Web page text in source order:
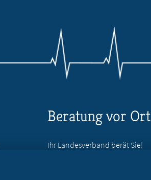
Beratung vor Ort
Ihr Landesverband berät Sie!